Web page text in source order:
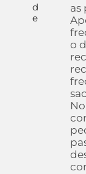
d
e
as
o